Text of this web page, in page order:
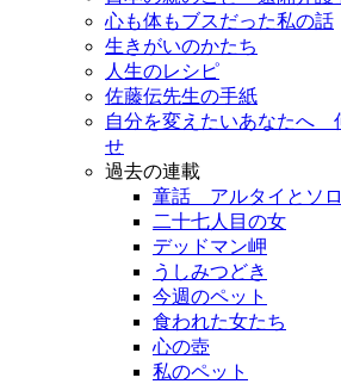
心も体もブスだった私の話
生きがいのかたち
人生のレシピ
佐藤伝先生の手紙
自分を変えたいあなたへ
せ
過去の連載
童話 アルタイとソ
二十七人目の女
デッドマン岬
うしみつどき
今週のペット
食われた女たち
心の壺
私のペット